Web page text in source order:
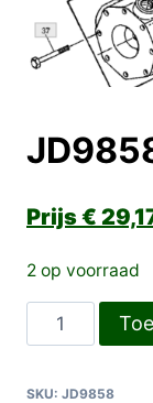
€
2 op voorraad
JD9858
Naaldlager
SKU: JD9858